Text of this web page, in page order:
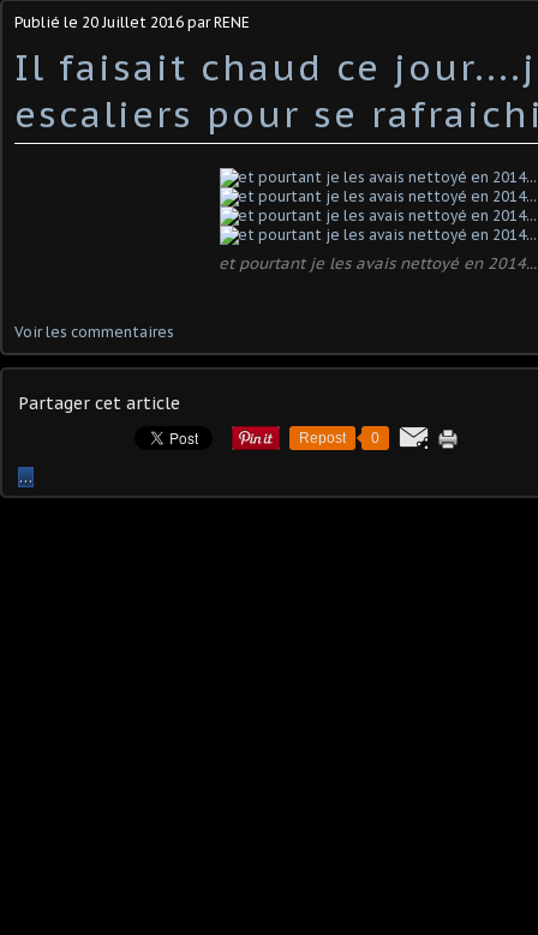
Publié le 20 Juillet 2016 par RENE
Il faisait chaud ce
escaliers pour se
et pourtant je les avais nettoyé en 2014...
Voir les commentaires
Partager cet article
Repost 0
…